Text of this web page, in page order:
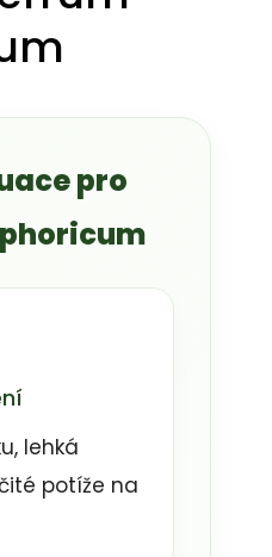
pro
lehká
potíže na